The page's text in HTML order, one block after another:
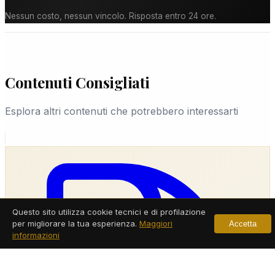
Nessun costo, nessun vincolo. Risposta entro 24 ore.
Contenuti Consigliati
Esplora altri contenuti che potrebbero interessarti
Questo sito utilizza cookie tecnici e di profilazione
per migliorare la tua esperienza. Maggiori
informazioni
Accetta